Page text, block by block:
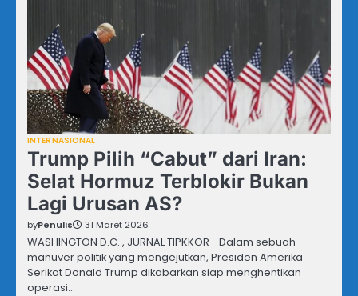
INTERNASIONAL
Trump Pilih “Cabut” dari Iran:
Selat Hormuz Terblokir Bukan
Lagi Urusan AS?
byPenulis 31 Maret 2026
WASHINGTON D.C. , JURNAL TIPKKOR– Dalam sebuah
manuver politik yang mengejutkan, Presiden Amerika
Serikat Donald Trump dikabarkan siap menghentikan
operasi…